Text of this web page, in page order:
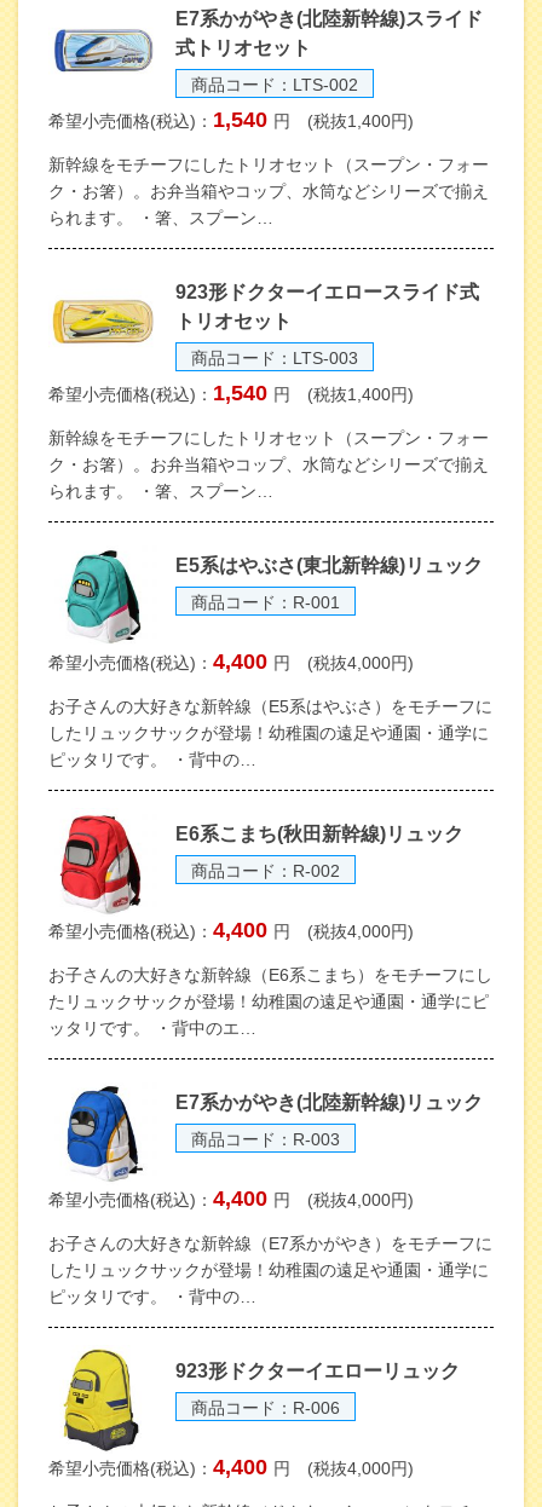
E7系かがやき(北陸新幹線)スライド
式トリオセット
商品コード：LTS-002
希望小売価格(税込)： 1,540 円 (税抜1,400円)
新幹線をモチーフにしたトリオセット（スープン・フォー
ク・お箸）。お弁当箱やコップ、水筒などシリーズで揃え
られます。 ・箸、スプーン…
923形ドクターイエロースライド式
トリオセット
商品コード：LTS-003
希望小売価格(税込)： 1,540 円 (税抜1,400円)
新幹線をモチーフにしたトリオセット（スープン・フォー
ク・お箸）。お弁当箱やコップ、水筒などシリーズで揃え
られます。 ・箸、スプーン…
E5系はやぶさ(東北新幹線)リュック
商品コード：R-001
希望小売価格(税込)： 4,400 円 (税抜4,000円)
お子さんの大好きな新幹線（E5系はやぶさ）をモチーフに
したリュックサックが登場！幼稚園の遠足や通園・通学に
ピッタリです。 ・背中の…
E6系こまち(秋田新幹線)リュック
商品コード：R-002
希望小売価格(税込)： 4,400 円 (税抜4,000円)
お子さんの大好きな新幹線（E6系こまち）をモチーフにし
たリュックサックが登場！幼稚園の遠足や通園・通学にピ
ッタリです。 ・背中のエ…
E7系かがやき(北陸新幹線)リュック
商品コード：R-003
希望小売価格(税込)： 4,400 円 (税抜4,000円)
お子さんの大好きな新幹線（E7系かがやき）をモチーフに
したリュックサックが登場！幼稚園の遠足や通園・通学に
ピッタリです。 ・背中の…
923形ドクターイエローリュック
商品コード：R-006
希望小売価格(税込)： 4,400 円 (税抜4,000円)